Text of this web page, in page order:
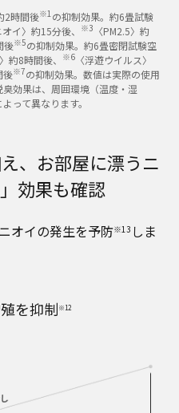
2時間後※1の抑制効果。約6畳試験
オイ〉約15分後、 ※3 〈PM2.5〉約
後※5の抑制効果。約6畳密閉試験空
約8時間後、
※6 〈浮遊ウイルス〉
後※7の抑制効果。数値は実際の使用
効果は、周囲環境（温度・湿
って異なります。
、お部屋に漂うニ
効果も確認
オイの発生を予防※13 しま
を抑制※12